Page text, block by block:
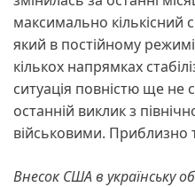
максимально кількісний
який в постійному
кількох напрямках
ситуація повністю ще не
останній виклик з
військовими. Приблизно
Внесок США в українську